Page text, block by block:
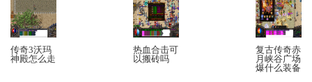
传奇3沃玛
神殿怎么走
热血合击可
以搬砖吗
复古传奇赤
月峡谷广场
爆什么装备